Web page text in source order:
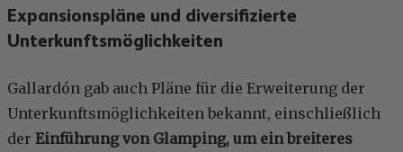
Expansionspläne und diversifizierte
Unterkunftsmöglichkeiten
Gallardón gab auch Pläne für die Erweiterung der
Unterkunftsmöglichkeiten bekannt, einschließlich
der Einführung von Glamping, um ein breiteres